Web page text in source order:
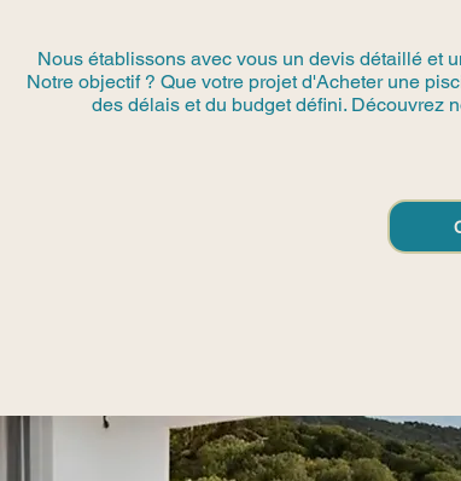
Nous établissons avec vous un devis détaillé et
Notre objectif ? Que votre projet d'Acheter une
des délais et du budget défini. Découvrez